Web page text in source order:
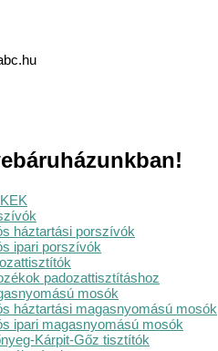
háztartási porszívók
ipari porszívók
padozattisztításhoz
mosók
háztartási magasnyomású mosók
ipari magasnyomású mosók
Kárpit-Gőz tisztítók